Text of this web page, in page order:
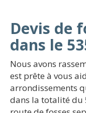
Devis de
dans le
Nous avons
est prête à vous
arrondissements
dans la totalité du